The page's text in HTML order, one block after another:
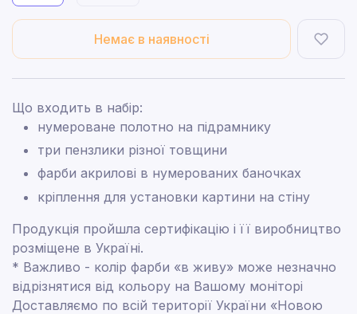
Немає в наявності
Що входить в набір:
нумероване полотно на підрамнику
три пензлики різної товщини
фарби акрилові в нумерованих баночках
кріплення для установки картини на стіну
Продукція пройшла сертифікацію і її виробництво
розміщене в Україні.
* Важливо - колір фарби «в живу» може незначно
відрізнятися від кольору на Вашому моніторі
Доставляємо по всій території України «Новою